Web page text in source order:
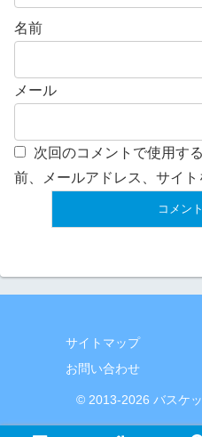
名前
メール
次回のコメントで使用す
前、メールアドレス、サイト
サイトマップ
お問い合わせ
© 2013-2026 バスケ